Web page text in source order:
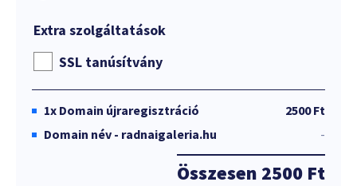
Extra szolgáltatások
SSL tanúsítvány
1x Domain újraregisztráció
2500 Ft
Domain név - radnaigaleria.hu
-
Összesen 2500 Ft